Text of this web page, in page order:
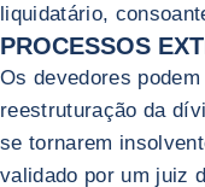
liquidatário,
PROCESSOS
Os devedores
reestruturação da
se tornarem
validado por um juiz